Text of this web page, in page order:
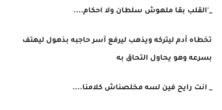
_'القلب بقا ملهوش سلطان ولا احكام....
تخطاه أدم ليتركه ويذهب ليرفع آسر حاجبه بذهول ليهتف
بسرعه وهو يحاول التحاق به
_ انت رايح فين لسه مخلصناش كلامنا....